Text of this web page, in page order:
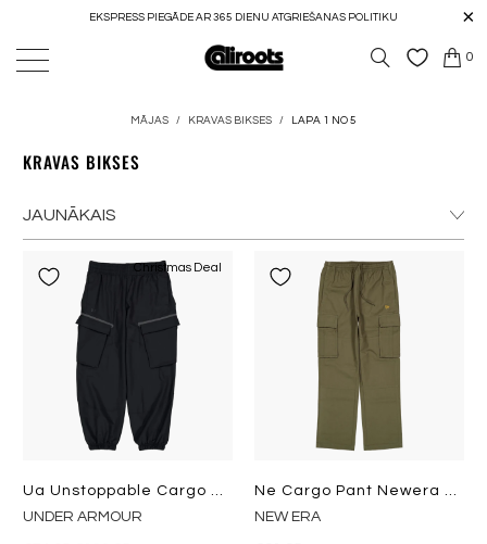
EKSPRESS PIEGĀDE AR 365 DIENU ATGRIEŠANAS POLITIKU
0
MĀJAS / KRAVAS BIKSES / LAPA 1 NO 5
KRAVAS BIKSES
Christmas Deal
UNDER ARMOUR
NEW ERA